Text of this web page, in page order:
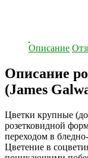
Описание
Описание
(James
Цветки крупные
розетковидной
переходом в
Цветение в